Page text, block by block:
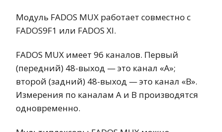
Модуль FADOS MUX работает совместно с
FADOS9F1 или FADOS XI.
FADOS MUX имеет 96 каналов. Первый
(передний) 48-выход — это канал «A»;
второй (задний) 48-выход — это канал «B».
Измерения по каналам A и B производятся
одновременно.